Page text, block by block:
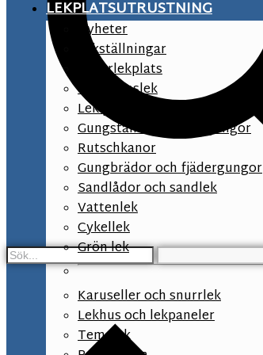
LEKPLATSUTRUSTNING
Nyheter
Lekställningar
Naturlekplats
Småbarnslek
Lek på förskolegården
Gungställningar och gungor
Rutschkanor
Gungbrädor och fjädergungor
Sandlådor och sandlek
Vattenlek
Cykellek
Grön lek
Karuseller och snurrlek
Lekhus och lekpaneler
Temalek